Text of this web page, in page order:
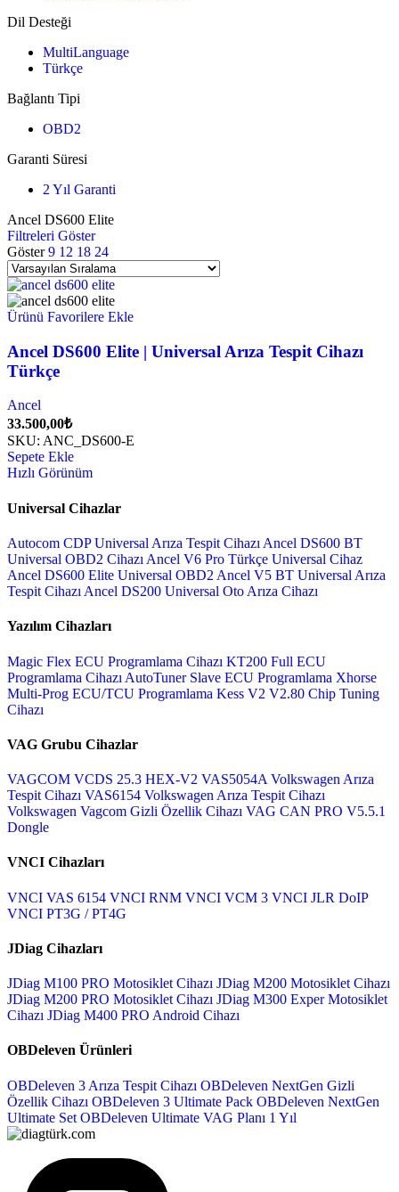
Dil Desteği
MultiLanguage
Türkçe
Bağlantı Tipi
OBD2
Garanti Süresi
2 Yıl Garanti
Ancel DS600 Elite
Filtreleri Göster
Göster9 12 18 24
Ürünü Favorilere Ekle
Ancel DS600 Elite | Universal Arıza Tespit Cihazı
Türkçe
Ancel
33.500,00₺
SKU: ANC_DS600-E
Sepete Ekle
Hızlı Görünüm
Universal Cihazlar
Autocom CDP Universal Arıza Tespit Cihazı Ancel DS600 BT
Universal OBD2 Cihazı Ancel V6 Pro Türkçe Universal Cihaz
Ancel DS600 Elite Universal OBD2 Ancel V5 BT Universal Arıza
Tespit Cihazı Ancel DS200 Universal Oto Arıza Cihazı
Yazılım Cihazları
Magic Flex ECU Programlama Cihazı KT200 Full ECU
Programlama Cihazı AutoTuner Slave ECU Programlama Xhorse
Multi-Prog ECU/TCU Programlama Kess V2 V2.80 Chip Tuning
Cihazı
VAG Grubu Cihazlar
VAGCOM VCDS 25.3 HEX-V2 VAS5054A Volkswagen Arıza
Tespit Cihazı VAS6154 Volkswagen Arıza Tespit Cihazı
Volkswagen Vagcom Gizli Özellik Cihazı VAG CAN PRO V5.5.1
Dongle
VNCI Cihazları
VNCI VAS 6154 VNCI RNM VNCI VCM 3 VNCI JLR DoIP
VNCI PT3G / PT4G
JDiag Cihazları
JDiag M100 PRO Motosiklet Cihazı JDiag M200 Motosiklet Cihazı
JDiag M200 PRO Motosiklet Cihazı JDiag M300 Exper Motosiklet
Cihazı JDiag M400 PRO Android Cihazı
OBDeleven Ürünleri
OBDeleven 3 Arıza Tespit Cihazı OBDeleven NextGen Gizli
Özellik Cihazı OBDeleven 3 Ultimate Pack OBDeleven NextGen
Ultimate Set OBDeleven Ultimate VAG Planı 1 Yıl